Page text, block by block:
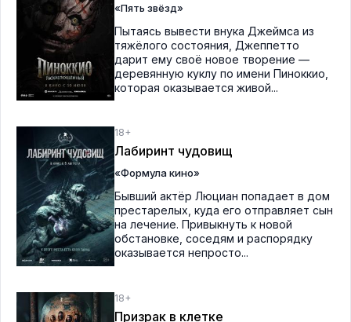
«Пять звёзд»
Пытаясь вывести внука Джеймса из
тяжёлого состояния, Джеппетто
дарит ему своё новое творение —
деревянную куклу по имени Пиноккио,
которая оказывается живой...
18+
Лабиринт чудовищ
«Формула кино»
Бывший актёр Люциан попадает в дом
престарелых, куда его отправляет сын
на лечение. Привыкнуть к новой
обстановке, соседям и распорядку
оказывается непросто...
18+
Призрак в клетке